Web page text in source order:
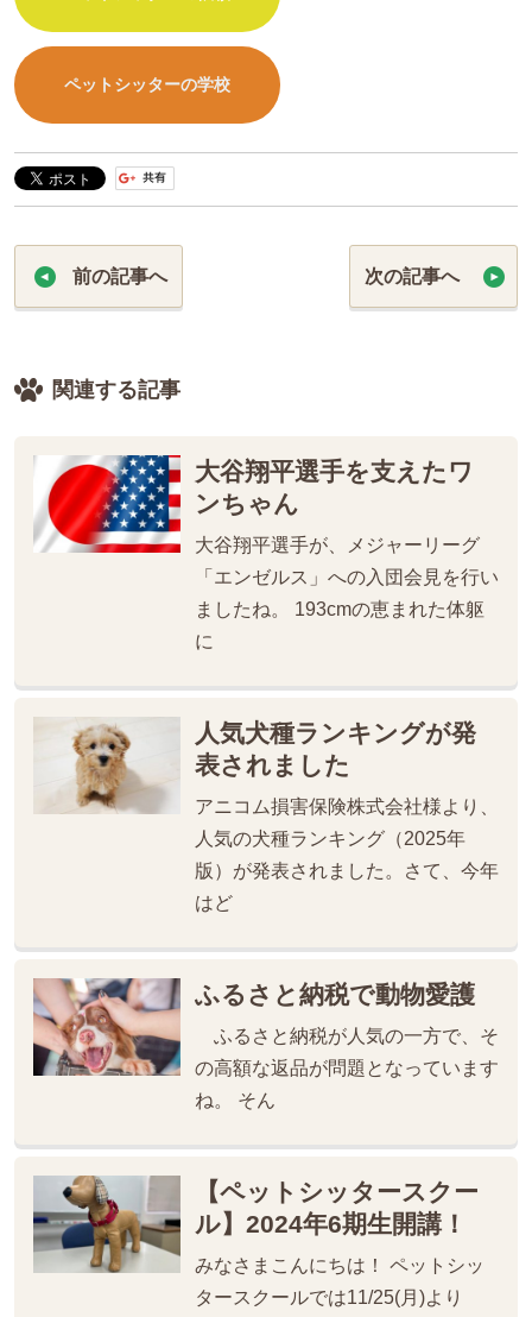
ペットシッターの学校
前の記事へ 次の記事へ
関連する記事
大谷翔平選手を支えたワ
ンちゃん
大谷翔平選手が、メジャーリーグ
「エンゼルス」への入団会見を行い
ましたね。 193cmの恵まれた体躯
に
人気犬種ランキングが発
表されました
アニコム損害保険株式会社様より、
人気の犬種ランキング（2025年
版）が発表されました。さて、今年
はど
ふるさと納税で動物愛護
ふるさと納税が人気の一方で、そ
の高額な返品が問題となっています
ね。 そん
【ペットシッタースクー
ル】2024年6期生開講！
みなさまこんにちは！ ペットシッ
タースクールでは11/25(月)より